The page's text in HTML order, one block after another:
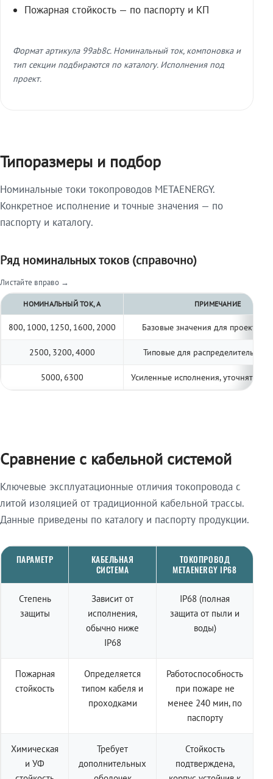
Пожарная стойкость — по паспорту и КП
Формат артикула 99ab8c. Номинальный ток, компоновка и
тип секции подбираются по каталогу. Исполнения под
проект.
Типоразмеры и подбор
Номинальные токи токопроводов METAENERGY.
Конкретное исполнение и точные значения — по
паспорту и каталогу.
Ряд номинальных токов (справочно)
Листайте вправо →
НОМИНАЛЬНЫЙ ТОК, А ПРИМЕЧАНИЕ
800, 1000, 1250, 1600, 2000 Базовые значения для
2500, 3200, 4000 Типовые для распределительных
5000, 6300 Усиленные исполнения, уточнять по
Сравнение с кабельной системой
Ключевые эксплуатационные отличия токопровода с
литой изоляцией от традиционной кабельной трассы.
Данные приведены по каталогу и паспорту продукции.
ПАРАМЕТР
КАБЕЛЬНАЯ
СИСТЕМА
ТОКОПРОВОД
METAENERGY IP68
Степень
защиты
Зависит от
исполнения,
обычно ниже
IP68
IP68 (полная
защита от пыли и
воды)
Пожарная
стойкость
Определяется
типом кабеля и
проходками
Работоспособность
при пожаре не
менее 240 мин, по
паспорту
Химическая
и УФ
Требует
дополнительных
Стойкость
подтверждена,